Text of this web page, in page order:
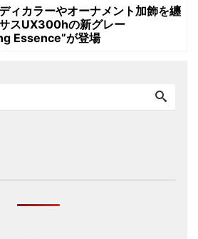
ィカラーやオーナメント加飾を纏
スUX300hの新グレー
Essence”が登場